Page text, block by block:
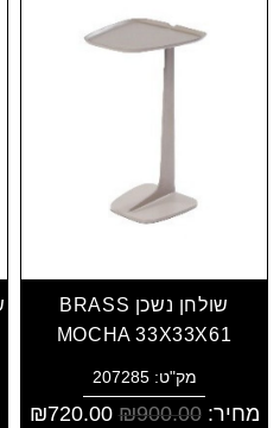
שולחן נשכן BRASS
MOCHA 33X33X61
מק"ט: 207285
מחיר: ₪900.00
₪720.00